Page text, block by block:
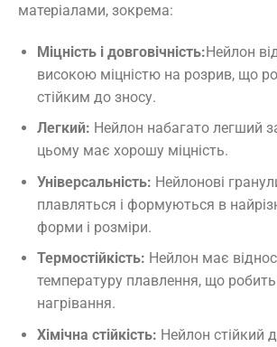
матеріалами, зокрема:
Міцність і довговічність:Нейлон
високою міцністю на розрив, що
стійким до зносу.
Легкий: Нейлон набагато легший
цьому має хорошу міцність.
Універсальність: Нейлонові
плавляться і формуються в
форми і розміри.
Термостійкість: Нейлон має
температуру плавлення, що
нагрівання.
Хімічна стійкість: Нейлон стійкий